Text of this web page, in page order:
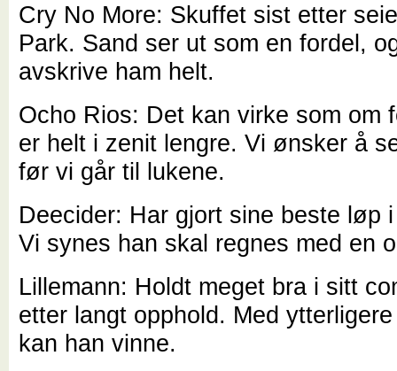
Cry No More: Skuffet sist etter
Park. Sand ser ut som en fordel,
avskrive ham helt.
Ocho Rios: Det kan virke som om
er helt i zenit lengre. Vi ønsker å
før vi går til lukene.
Deecider: Har gjort sine beste løp
Vi synes han skal regnes med en
Lillemann: Holdt meget bra i sitt
etter langt opphold. Med
kan han vinne.